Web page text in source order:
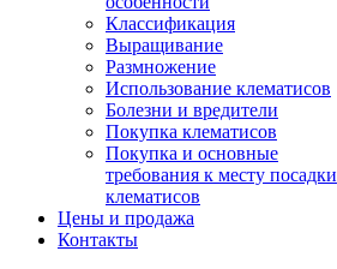
Классификация
Выращивание
Размножение
Использование клематисов
Болезни и вредители
Покупка клематисов
Покупка и основные
требования к месту посадки
клематисов
Цены и продажа
Контакты